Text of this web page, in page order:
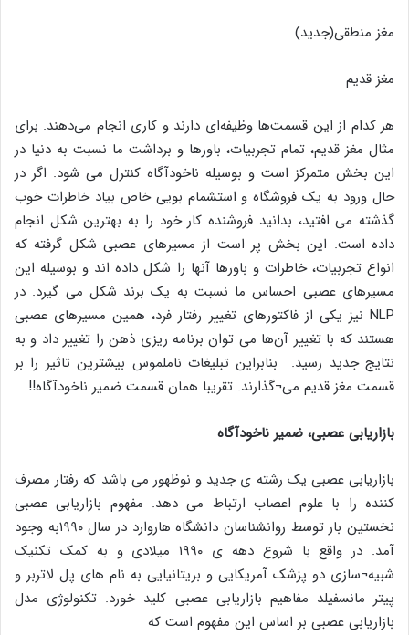
مغز منطقی(جدید)
مغز قدیم
هر کدام از این قسمت‌ها وظیفه‌ای دارند و کاری انجام می‌دهند. برای
مثال مغز قدیم، تمام تجربیات، باورها و برداشت ما نسبت به دنیا در
این بخش متمرکز است و بوسیله ناخودآگاه کنترل می شود. اگر در
حال ورود به یک فروشگاه و استشمام بویی خاص بیاد خاطرات خوب
گذشته می افتید، بدانید فروشنده کار خود را به بهترین شکل انجام
داده است. این بخش پر است از مسیرهای عصبی شکل گرفته که
انواع تجربیات، خاطرات و باورها آنها را شکل داده اند و بوسیله این
مسیرهای عصبی احساس ما نسبت به یک برند شکل می گیرد. در
NLP‌ نیز یکی از فاکتورهای تغییر رفتار فرد، همین مسیرهای عصبی
هستند که با تغییر آن‌ها می توان برنامه ریزی ذهن را تغییر داد و به
نتایج جدید رسید. بنابراین تبلیغات ناملموس بیشترین تاثیر را بر
قسمت مغز قدیم می¬گذارند. تقریبا همان قسمت ضمیر ناخودآگاه!!
بازاریابی عصبی، ضمیر ناخودآگاه
بازاریابی عصبی یک رشته ی جدید و نوظهور می باشد که رفتار مصرف
کننده را با علوم اعصاب ارتباط می دهد. مفهوم بازاریابی عصبی
نخستین بار توسط روانشناسان دانشگاه هاروارد در سال ۱۹۹۰به وجود
آمد. در واقع با شروع دهه ی ۱۹۹۰ میلادی و به کمک تکنیک
شبیه¬سازی دو پزشک آمریکایی و بریتانیایی به نام های پل لاتربر و
پیتر مانسفیلد مفاهیم بازاریابی عصبی کلید خورد. تکنولوژی مدل
بازاریابی عصبی بر اساس این مفهوم است که